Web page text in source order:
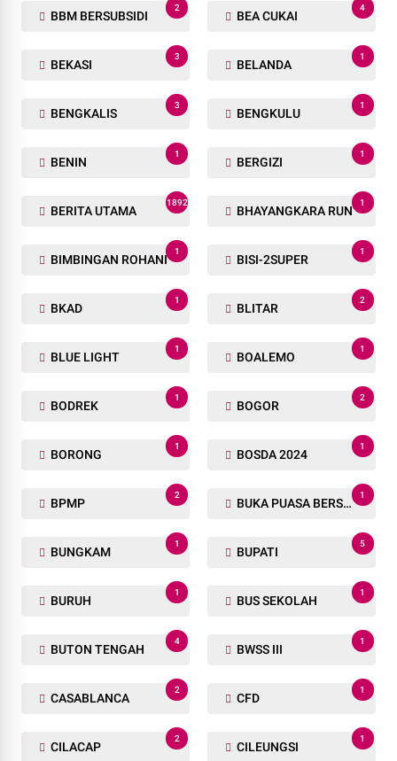
BBM BERSUBSIDI
2
BEA CUKAI
4
BEKASI
3
BELANDA
1
BENGKALIS
3
BENGKULU
1
BENIN
1
BERGIZI
1
BERITA UTAMA
1892
BHAYANGKARA RUN
1
BIMBINGAN ROHANI
1
BISI-2SUPER
1
BKAD
1
BLITAR
2
BLUE LIGHT
1
BOALEMO
1
BODREK
1
BOGOR
2
BORONG
1
BOSDA 2024
1
BPMP
2
BUKA PUASA BERSAMA
1
BUNGKAM
1
BUPATI
5
BURUH
1
BUS SEKOLAH
1
BUTON TENGAH
4
BWSS III
1
CASABLANCA
2
CFD
1
CILACAP
2
CILEUNGSI
1